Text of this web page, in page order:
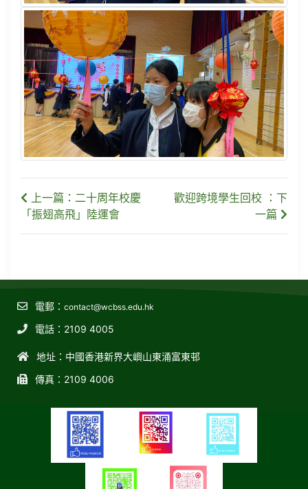
上一篇：二十周年校慶
「振翅高飛」陸運會
歡迎跨境學生回校 ：下
一篇
電郵： contact@wcbss.edu.hk
電話：2109 4005
地址：中國香港新界大嶼山東涌富東邨
傳真：2109 4006